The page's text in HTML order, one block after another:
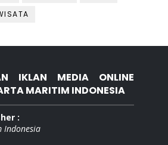
IKLAN MEDIA ONLINE
MARITIM INDONESIA
:
Indonesia